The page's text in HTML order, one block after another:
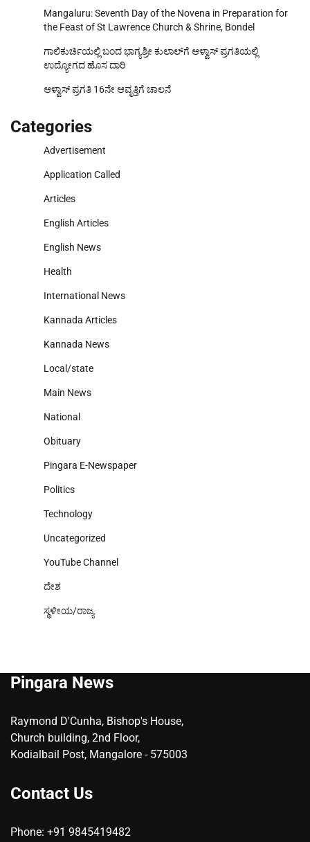
Mangaluru: Seventh Day of the Novena in Preparation for
the Feast of St Lawrence Church & Shrine, Bondel
ಗಾಲಿಕುರ್ಚಿಯಲ್ಲಿ ಬಂದ ಭಾಗ್ಯಶ್ರೀ ಕುಲಾಲ್‌ಗೆ ಆಳ್ವಾಸ್ ಪ್ರಗತಿಯಲ್ಲಿ
ಉದ್ಯೋಗದ ಹೊಸ ದಾರಿ
ಆಳ್ವಾಸ್ ಪ್ರಗತಿ 16ನೇ ಆವೃತ್ತಿಗೆ ಚಾಲನೆ
Categories
Advertisement
Application Called
Articles
English Articles
English News
Health
International News
Kannada Articles
Kannada News
Local/state
Main News
National
Obituary
Pingara E-Newspaper
Politics
Technology
Uncategorized
YouTube Channel
ದೇಶ
ಸ್ಥಳೀಯ/ರಾಜ್ಯ
Pingara News
Raymond D'Cunha, Bishop's House,
Church building, 2nd Floor,
Kodialbail Post, Mangalore - 575003
Contact Us
Phone: +91 9845419482